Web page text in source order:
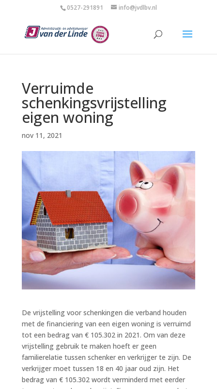
0527-291891 info@jvdlbv.nl
Verruimde
schenkingsvrijstelling
eigen woning
nov 11, 2021
De vrijstelling voor schenkingen die verband houden
met de financiering van een eigen woning is verruimd
tot een bedrag van € 105.302 in 2021. Om van deze
vrijstelling gebruik te maken hoeft er geen
familierelatie tussen schenker en verkrijger te zijn. De
verkrijger moet tussen 18 en 40 jaar oud zijn. Het
bedrag van € 105.302 wordt verminderd met eerder